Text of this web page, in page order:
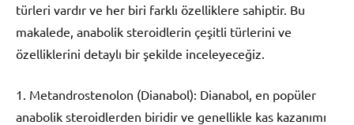
türleri vardır ve her biri farklı özelliklere sahiptir. Bu
makalede, anabolik steroidlerin çeşitli türlerini ve
özelliklerini detaylı bir şekilde inceleyeceğiz.
1. Metandrostenolon (Dianabol): Dianabol, en popüler
anabolik steroidlerden biridir ve genellikle kas kazanımı